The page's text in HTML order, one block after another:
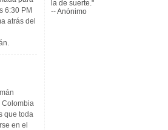
6:30 PM
atrás del
Colombia
que toda
en el
la de suerte.
-- Anónimo